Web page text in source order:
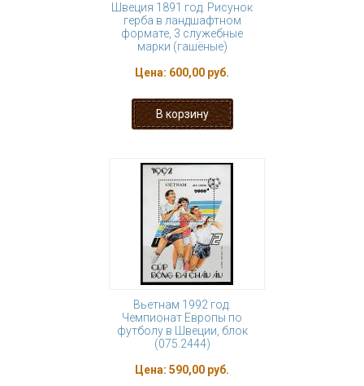
Швеция 1891 год. Рисунок
герба в ландшафтном
формате, 3 служебные
марки (гашёные)
Цена: 600,00 руб.
Вьетнам 1992 год.
Чемпионат Европы по
футболу в Швеции, блок
(075.2444)
Цена: 590,00 руб.